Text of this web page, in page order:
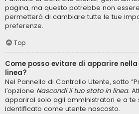
pagina, ma questo potrebbe non
permetterà di cambiare tutte le tue
preferenze.
Top
Come posso evitare di apparire
linea?
Nel Pannello di Controllo Utente, sotto
l’opzione Nascondi il tuo stato in linea.
apparirai solo agli amministratori e a te
identificato come utente nascosto.